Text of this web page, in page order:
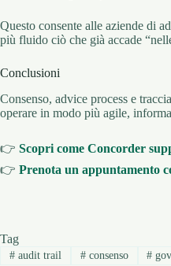
Questo consente alle aziende di
più fluido ciò che già accade
Conclusioni
Consenso, advice process e
operare in modo più agile,
👉 Scopri come Concorder
👉 Prenota un appuntamento
Tag
#audit trail #consenso #